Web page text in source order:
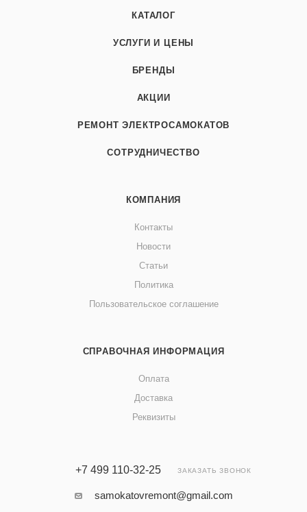
КАТАЛОГ
УСЛУГИ И ЦЕНЫ
БРЕНДЫ
АКЦИИ
РЕМОНТ ЭЛЕКТРОСАМОКАТОВ
СОТРУДНИЧЕСТВО
КОМПАНИЯ
Контакты
Новости
Статьи
Политика
Пользовательское соглашение
СПРАВОЧНАЯ ИНФОРМАЦИЯ
Оплата
Доставка
Реквизиты
+7 499 110-32-25 ЗАКАЗАТЬ ЗВОНОК
samokatovremont@gmail.com